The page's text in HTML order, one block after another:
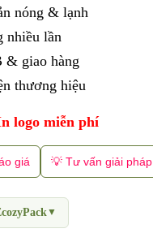
nóng & lạnh
nhiều lần
giao hàng
thương hiệu
logo miễn phí
giá 💡 Tư vấn giải pháp